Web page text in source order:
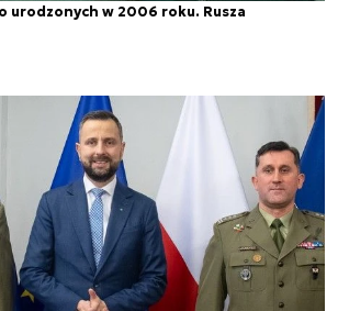
urodzonych w 2006 roku. Rusza